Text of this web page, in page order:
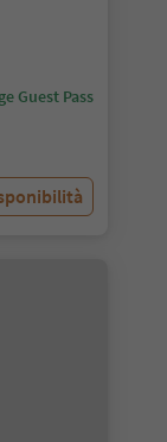
Guest Pass